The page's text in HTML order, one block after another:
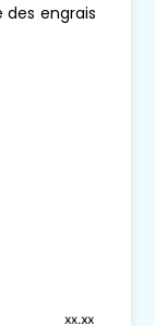
engrais